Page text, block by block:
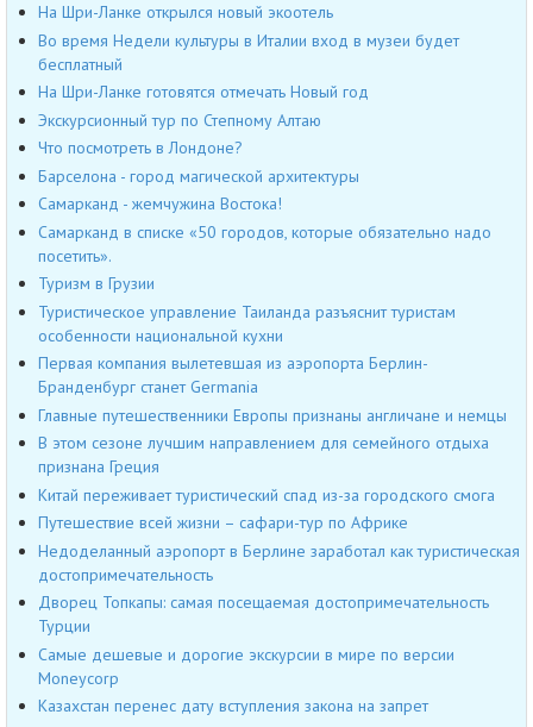
На Шри-Ланке открылся новый экоотель
Во время Недели культуры в Италии вход в музеи будет
бесплатный
На Шри-Ланке готовятся отмечать Новый год
Экскурсионный тур по Степному Алтаю
Что посмотреть в Лондоне?
Барселона - город магической архитектуры
Самарканд - жемчужина Востока!
Самарканд в списке «50 городов, которые обязательно надо
посетить».
Туризм в Грузии
Туристическое управление Таиланда разъяснит туристам
особенности национальной кухни
Первая компания вылетевшая из аэропорта Берлин-
Бранденбург станет Germania
Главные путешественники Европы признаны англичане и немцы
В этом сезоне лучшим направлением для семейного отдыха
признана Греция
Китай переживает туристический спад из-за городского смога
Путешествие всей жизни – сафари-тур по Африке
Недоделанный аэропорт в Берлине заработал как туристическая
достопримечательность
Дворец Топкапы: самая посещаемая достопримечательность
Турции
Самые дешевые и дорогие экскурсии в мире по версии
Moneycorp
Казахстан перенес дату вступления закона на запрет